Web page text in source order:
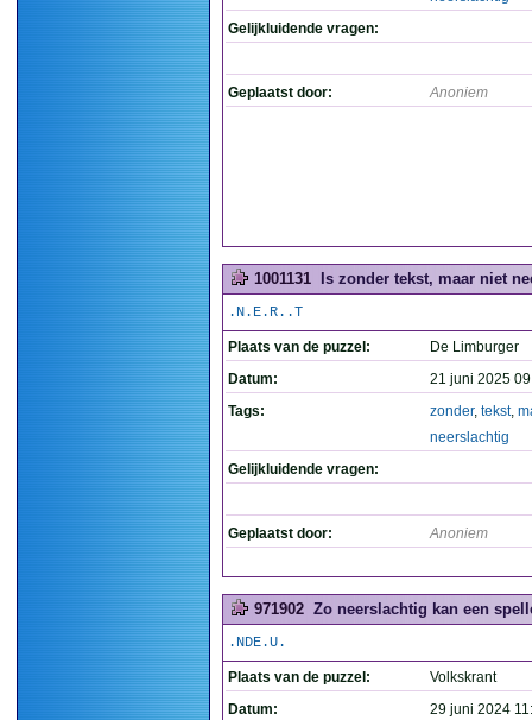
Gelijkluidende vragen:
Geplaatst door: Anoniem
1001131 Is zonder tekst, maar niet
.N.E.R..T
Plaats van de puzzel:
De Limburger
Datum:
21 juni 2025
Tags:
zonder, tekst,
neerslachtig
Gelijkluidende vragen:
Geplaatst door: Anoniem
971902 Zo neerslachtig kan een
.NDE.U.
Plaats van de puzzel:
Volkskrant
Datum:
29 juni 2024